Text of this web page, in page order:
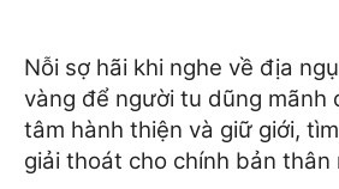
Nỗi sợ hãi khi nghe về địa
vàng để người tu dũng mãnh
tâm hành thiện và giữ giới,
giải thoát cho chính bản thân